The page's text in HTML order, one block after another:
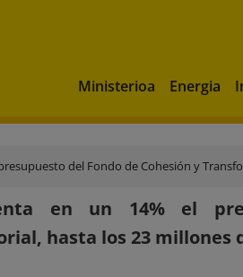
Ministerioa Energia
del Fondo de Cohesión y
en un 14% el
hasta los 23 millones